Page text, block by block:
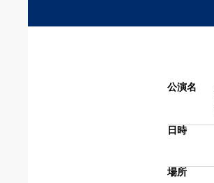
公演名
日時
場所